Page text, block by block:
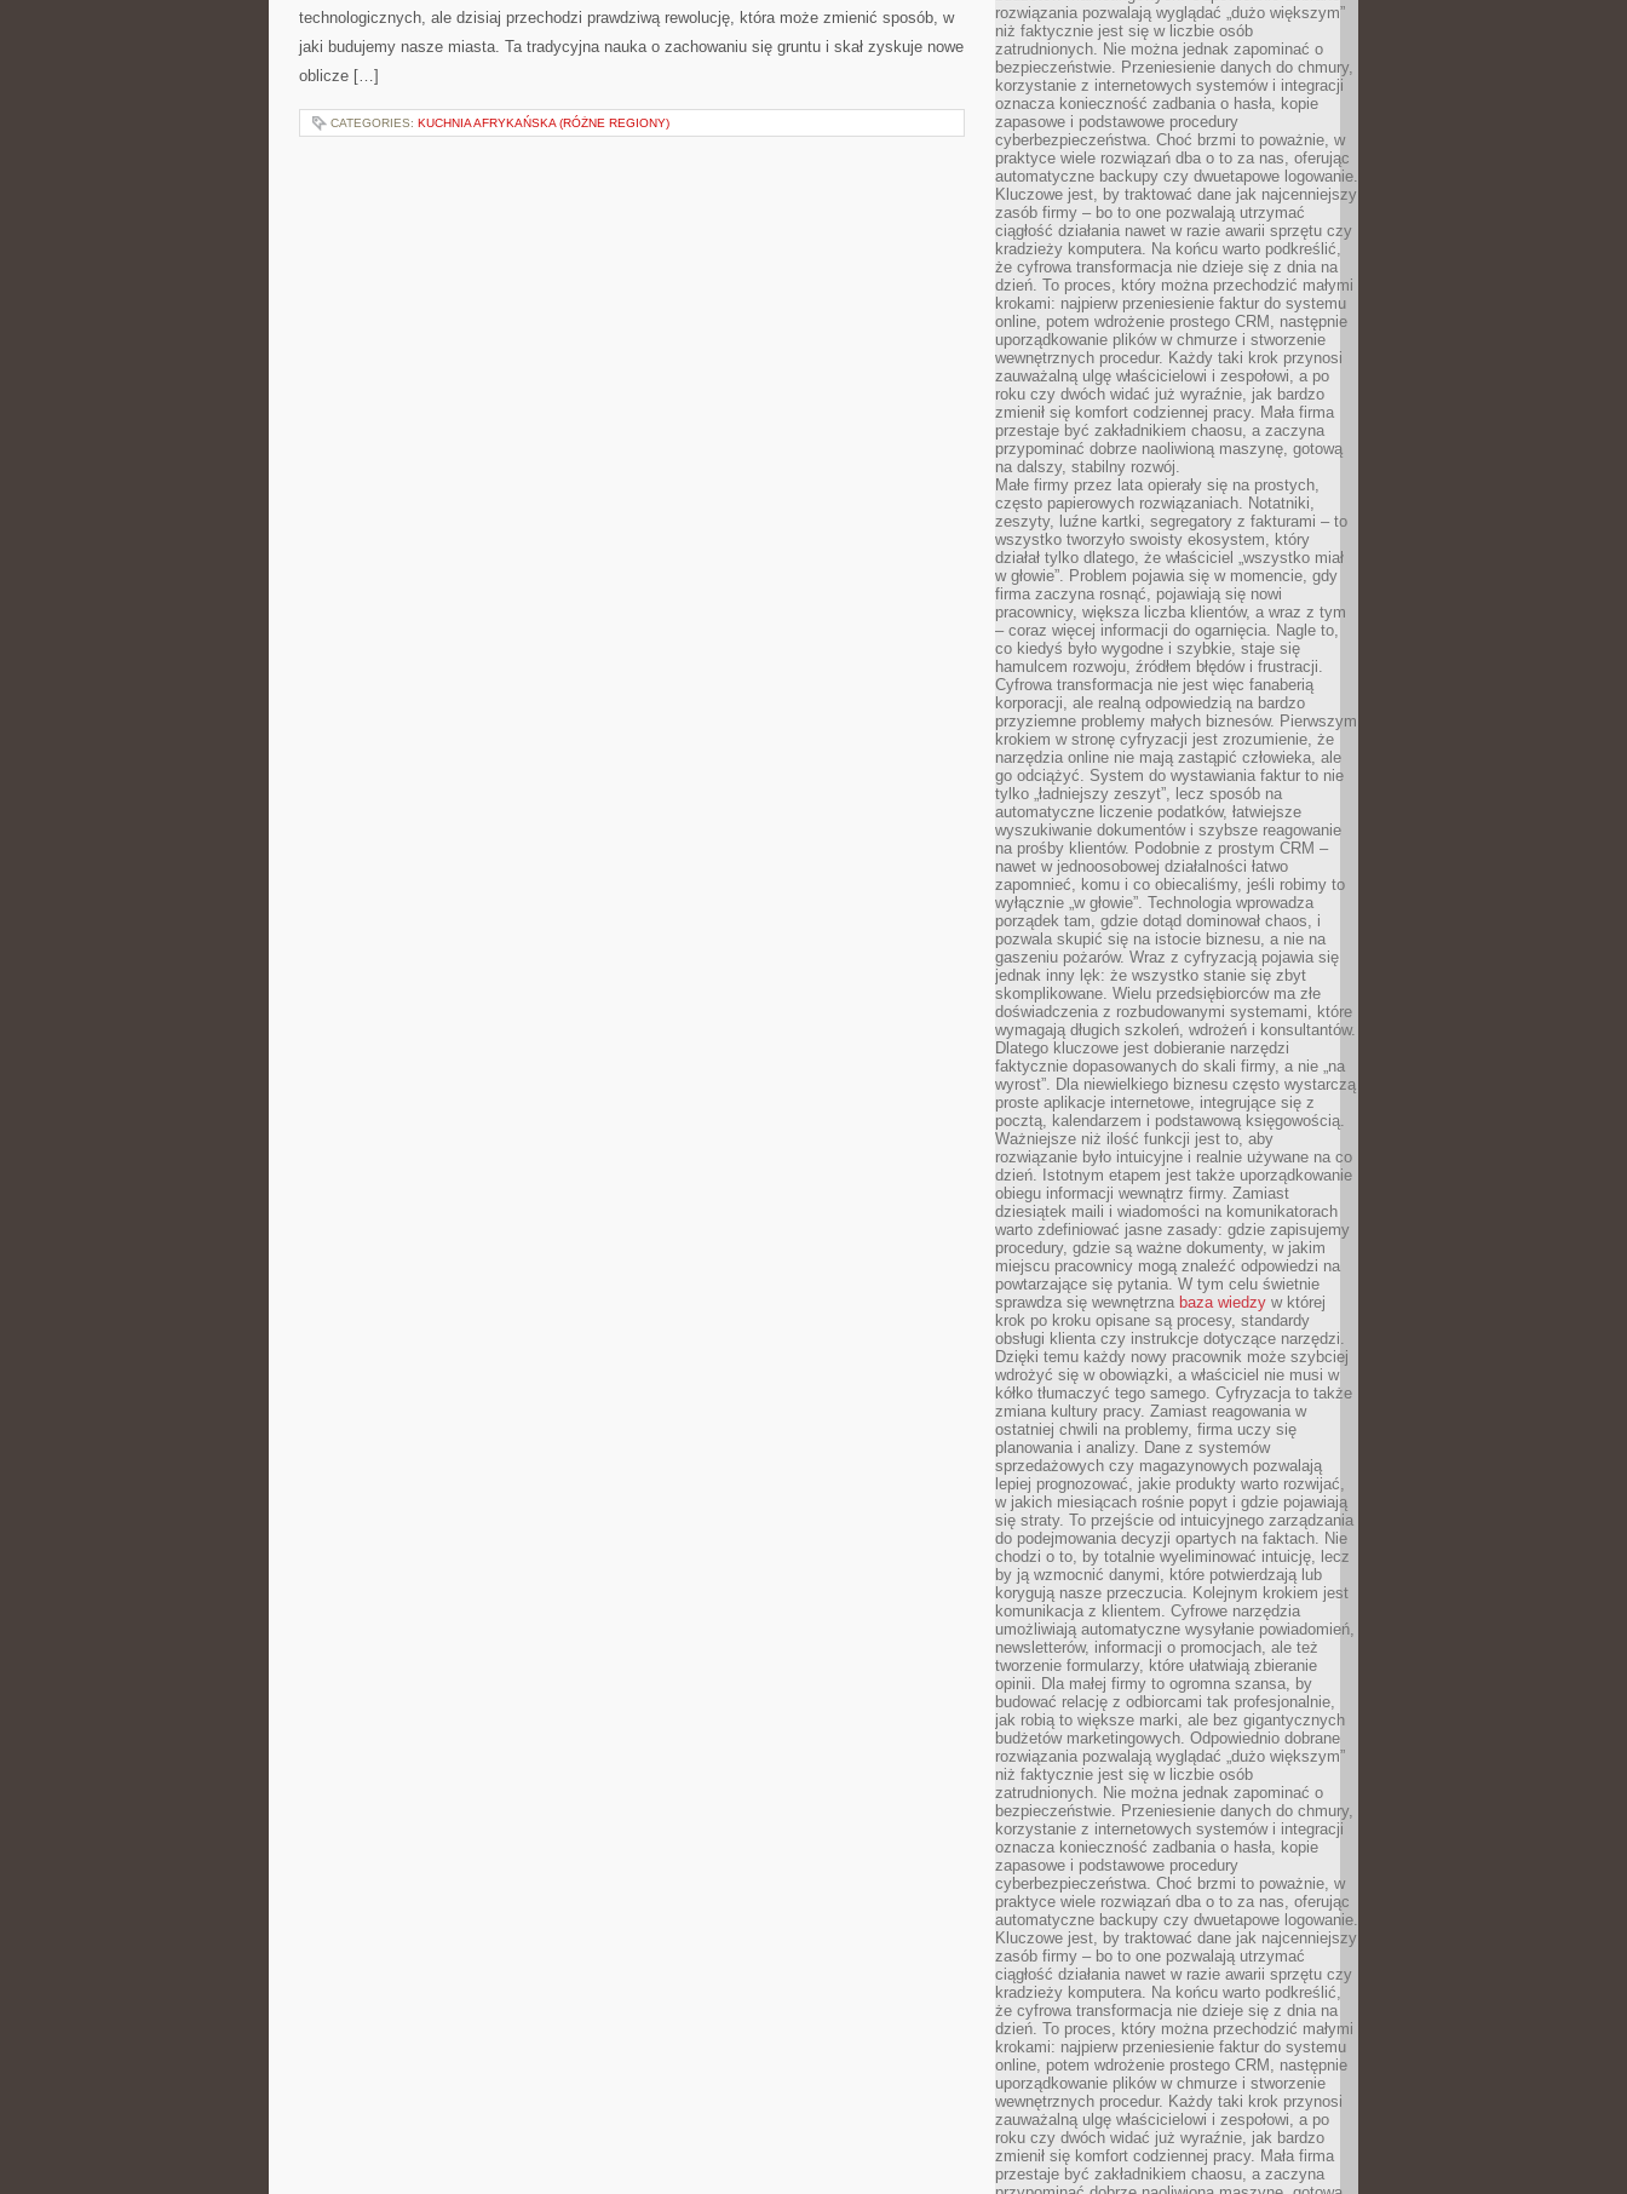
technologicznych, ale dzisiaj przechodzi prawdziwą rewolucję, która może zmienić sposób, w
jaki budujemy nasze miasta. Ta tradycyjna nauka o zachowaniu się gruntu i skał zyskuje nowe
oblicze […]
CATEGORIES: KUCHNIA AFRYKAŃSKA (RÓŻNE REGIONY)
rozwiązania pozwalają wyglądać „dużo większym”
niż faktycznie jest się w liczbie osób
zatrudnionych. Nie można jednak zapominać o
bezpieczeństwie. Przeniesienie danych do chmury,
korzystanie z internetowych systemów i integracji
oznacza konieczność zadbania o hasła, kopie
zapasowe i podstawowe procedury
cyberbezpieczeństwa. Choć brzmi to poważnie, w
praktyce wiele rozwiązań dba o to za nas, oferując
automatyczne backupy czy dwuetapowe logowanie.
Kluczowe jest, by traktować dane jak najcenniejszy
zasób firmy – bo to one pozwalają utrzymać
ciągłość działania nawet w razie awarii sprzętu czy
kradzieży komputera. Na końcu warto podkreślić,
że cyfrowa transformacja nie dzieje się z dnia na
dzień. To proces, który można przechodzić małymi
krokami: najpierw przeniesienie faktur do systemu
online, potem wdrożenie prostego CRM, następnie
uporządkowanie plików w chmurze i stworzenie
wewnętrznych procedur. Każdy taki krok przynosi
zauważalną ulgę właścicielowi i zespołowi, a po
roku czy dwóch widać już wyraźnie, jak bardzo
zmienił się komfort codziennej pracy. Mała firma
przestaje być zakładnikiem chaosu, a zaczyna
przypominać dobrze naoliwioną maszynę, gotową
na dalszy, stabilny rozwój.
Małe firmy przez lata opierały się na prostych,
często papierowych rozwiązaniach. Notatniki,
zeszyty, luźne kartki, segregatory z fakturami – to
wszystko tworzyło swoisty ekosystem, który
działał tylko dlatego, że właściciel „wszystko miał
w głowie”. Problem pojawia się w momencie, gdy
firma zaczyna rosnąć, pojawiają się nowi
pracownicy, większa liczba klientów, a wraz z tym
– coraz więcej informacji do ogarnięcia. Nagle to,
co kiedyś było wygodne i szybkie, staje się
hamulcem rozwoju, źródłem błędów i frustracji.
Cyfrowa transformacja nie jest więc fanaberią
korporacji, ale realną odpowiedzią na bardzo
przyziemne problemy małych biznesów. Pierwszym
krokiem w stronę cyfryzacji jest zrozumienie, że
narzędzia online nie mają zastąpić człowieka, ale
go odciążyć. System do wystawiania faktur to nie
tylko „ładniejszy zeszyt”, lecz sposób na
automatyczne liczenie podatków, łatwiejsze
wyszukiwanie dokumentów i szybsze reagowanie
na prośby klientów. Podobnie z prostym CRM –
nawet w jednoosobowej działalności łatwo
zapomnieć, komu i co obiecaliśmy, jeśli robimy to
wyłącznie „w głowie”. Technologia wprowadza
porządek tam, gdzie dotąd dominował chaos, i
pozwala skupić się na istocie biznesu, a nie na
gaszeniu pożarów. Wraz z cyfryzacją pojawia się
jednak inny lęk: że wszystko stanie się zbyt
skomplikowane. Wielu przedsiębiorców ma złe
doświadczenia z rozbudowanymi systemami, które
wymagają długich szkoleń, wdrożeń i konsultantów.
Dlatego kluczowe jest dobieranie narzędzi
faktycznie dopasowanych do skali firmy, a nie „na
wyrost”. Dla niewielkiego biznesu często wystarczą
proste aplikacje internetowe, integrujące się z
pocztą, kalendarzem i podstawową księgowością.
Ważniejsze niż ilość funkcji jest to, aby
rozwiązanie było intuicyjne i realnie używane na co
dzień. Istotnym etapem jest także uporządkowanie
obiegu informacji wewnątrz firmy. Zamiast
dziesiątek maili i wiadomości na komunikatorach
warto zdefiniować jasne zasady: gdzie zapisujemy
procedury, gdzie są ważne dokumenty, w jakim
miejscu pracownicy mogą znaleźć odpowiedzi na
powtarzające się pytania. W tym celu świetnie
sprawdza się wewnętrzna baza wiedzy w której
krok po kroku opisane są procesy, standardy
obsługi klienta czy instrukcje dotyczące narzędzi.
Dzięki temu każdy nowy pracownik może szybciej
wdrożyć się w obowiązki, a właściciel nie musi w
kółko tłumaczyć tego samego. Cyfryzacja to także
zmiana kultury pracy. Zamiast reagowania w
ostatniej chwili na problemy, firma uczy się
planowania i analizy. Dane z systemów
sprzedażowych czy magazynowych pozwalają
lepiej prognozować, jakie produkty warto rozwijać,
w jakich miesiącach rośnie popyt i gdzie pojawiają
się straty. To przejście od intuicyjnego zarządzania
do podejmowania decyzji opartych na faktach. Nie
chodzi o to, by totalnie wyeliminować intuicję, lecz
by ją wzmocnić danymi, które potwierdzają lub
korygują nasze przeczucia. Kolejnym krokiem jest
komunikacja z klientem. Cyfrowe narzędzia
umożliwiają automatyczne wysyłanie powiadomień,
newsletterów, informacji o promocjach, ale też
tworzenie formularzy, które ułatwiają zbieranie
opinii. Dla małej firmy to ogromna szansa, by
budować relację z odbiorcami tak profesjonalnie,
jak robią to większe marki, ale bez gigantycznych
budżetów marketingowych. Odpowiednio dobrane
rozwiązania pozwalają wyglądać „dużo większym”
niż faktycznie jest się w liczbie osób
zatrudnionych. Nie można jednak zapominać o
bezpieczeństwie. Przeniesienie danych do chmury,
korzystanie z internetowych systemów i integracji
oznacza konieczność zadbania o hasła, kopie
zapasowe i podstawowe procedury
cyberbezpieczeństwa. Choć brzmi to poważnie, w
praktyce wiele rozwiązań dba o to za nas, oferując
automatyczne backupy czy dwuetapowe logowanie.
Kluczowe jest, by traktować dane jak najcenniejszy
zasób firmy – bo to one pozwalają utrzymać
ciągłość działania nawet w razie awarii sprzętu czy
kradzieży komputera. Na końcu warto podkreślić,
że cyfrowa transformacja nie dzieje się z dnia na
dzień. To proces, który można przechodzić małymi
krokami: najpierw przeniesienie faktur do systemu
online, potem wdrożenie prostego CRM, następnie
uporządkowanie plików w chmurze i stworzenie
wewnętrznych procedur. Każdy taki krok przynosi
zauważalną ulgę właścicielowi i zespołowi, a po
roku czy dwóch widać już wyraźnie, jak bardzo
zmienił się komfort codziennej pracy. Mała firma
przestaje być zakładnikiem chaosu, a zaczyna